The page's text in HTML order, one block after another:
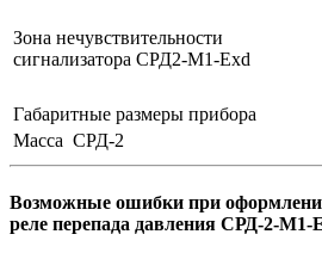
Зона нечувствительности
сигнализатора СРД2-М1-Exd
Габаритные размеры прибора
Масса СРД-2
Возможные ошибки при
реле перепада давления СРД-2-М1-